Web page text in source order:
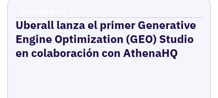
Uberall lanza el primer Generative
Engine Optimization (GEO) Studio
en colaboración con AthenaHQ